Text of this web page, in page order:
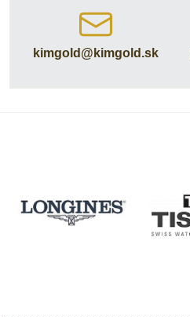
kimgold​@kimgold​.sk